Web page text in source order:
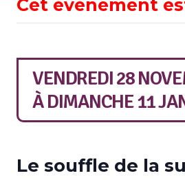
Cet évènement
VENDREDI 28
ÀDIMANCHE 11
Le souffle de la